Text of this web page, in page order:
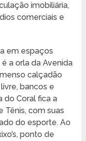
imobiliária,
comerciais e
em espaços
a orla da Avenida
calçadão
bancos e
do Coral fica a
Tênis, com suas
do esporte. Ao
ponto de